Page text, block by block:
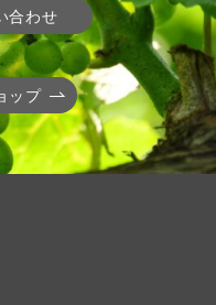
合わせ
ップ